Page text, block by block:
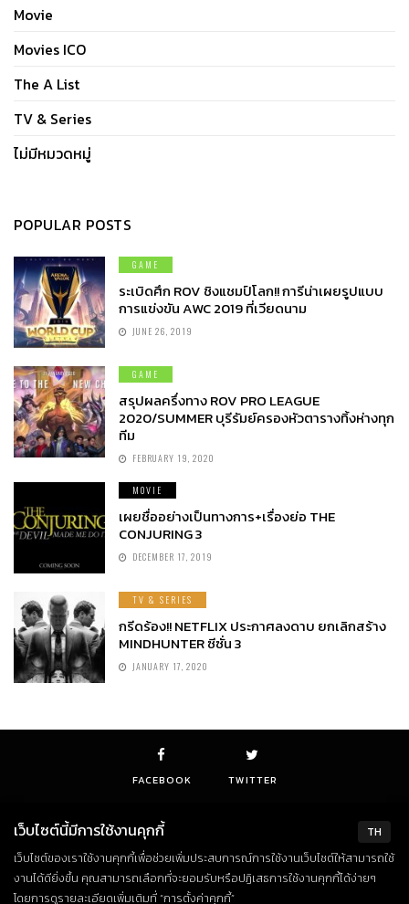
Movie
Movies ICO
The A List
TV & Series
ไม่มีหมวดหมู่
POPULAR POSTS
GAME
ระเบิดศึก ROV ชิงแชมป์โลก!! การีน่าเผยรูปแบบ
การแข่งขัน AWC 2019 ที่เวียดนาม
JUNE 26, 2019
GAME
สรุปผลครึ่งทาง ROV PRO LEAGUE
2020/SUMMER บุรีรัมย์ครองหัวตารางทิ้งห่างทุก
ทีม
FEBRUARY 19, 2020
MOVIE
เผยชื่ออย่างเป็นทางการ+เรื่องย่อ THE
CONJURING 3
DECEMBER 17, 2019
TV & SERIES
กรีดร้อง!! NETFLIX ประกาศลงดาบ ยกเลิกสร้าง
MINDHUNTER ซีซั่น 3
JANUARY 17, 2020
FACEBOOK TWITTER
© Copyright 2018. All Rights Reserved
TH
เว็บไซต์นี้มีการใช้งานคุกกี้
เว็บไซต์ของเราใช้งานคุกกี้เพื่อช่วยเพิ่มประสบการณ์การใช้งานเว็บไซต์ให้สามารถใช้
งานได้ดียิ่งขึ้น คุณสามารถเลือกที่จะยอมรับหรือปฏิเสธการใช้งานคุกกี้ได้ง่ายๆ
โดยการดูรายละเอียดเพิ่มเติมที่ “การตั้งค่าคุกกี้”